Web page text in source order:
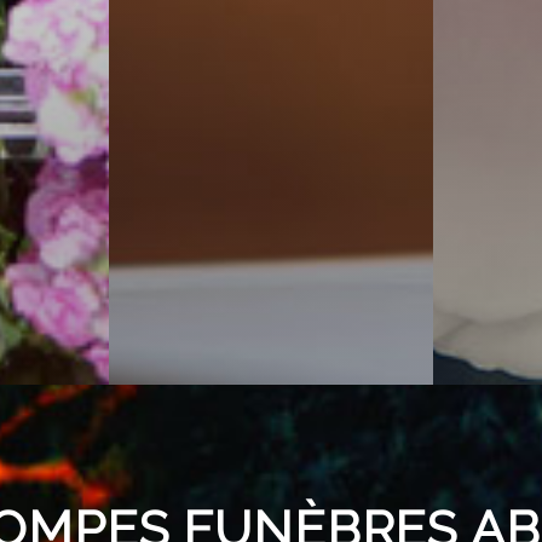
FUNÈBRES